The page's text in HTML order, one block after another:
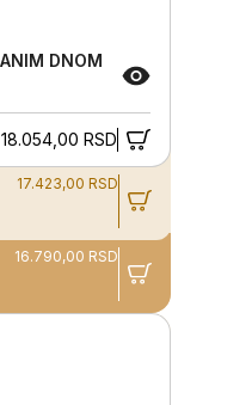
DNOM
18.054,00 RSD
17.423,00 RSD
16.790,00 RSD